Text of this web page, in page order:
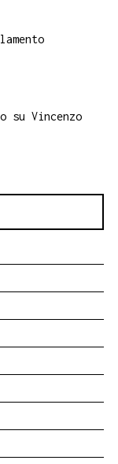
su Vincenzo